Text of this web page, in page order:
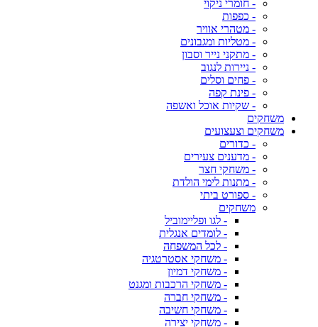
- חומרי ניקוי
- כפפות
- מטהרי אוויר
- מטליות ומגבונים
- מתקני נייר וסבון
- ניירות לנגוב
- פחים וסלים
- פינת קפה
- שקיות אוכל ואשפה
משחקים
משחקים וצעצועים
- כדורים
- מדענים צעירים
- משחקי חצר
- מתנות לימי הולדת
- ספורט ביתי
משחקים
- לגו ופליימוביל
- לומדים אנגלית
- לכל המשפחה
- משחקי אסטרטגיה
- משחקי דמיון
- משחקי הרכבות ומגנט
- משחקי חברה
- משחקי חשיבה
- משחקי יצירה